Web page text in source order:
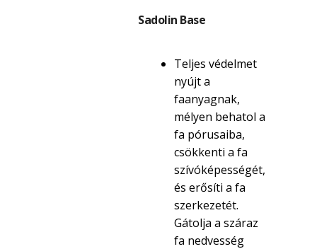
Sadolin Base
Teljes védelmet
nyújt a
faanyagnak,
mélyen behatol a
fa pórusaiba,
csökkenti a fa
szívóképességét,
és erősíti a fa
szerkezetét.
Gátolja a száraz
fa nedvesség